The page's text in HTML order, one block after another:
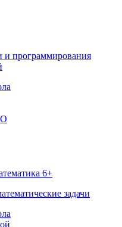
и программирования
6+
задачи